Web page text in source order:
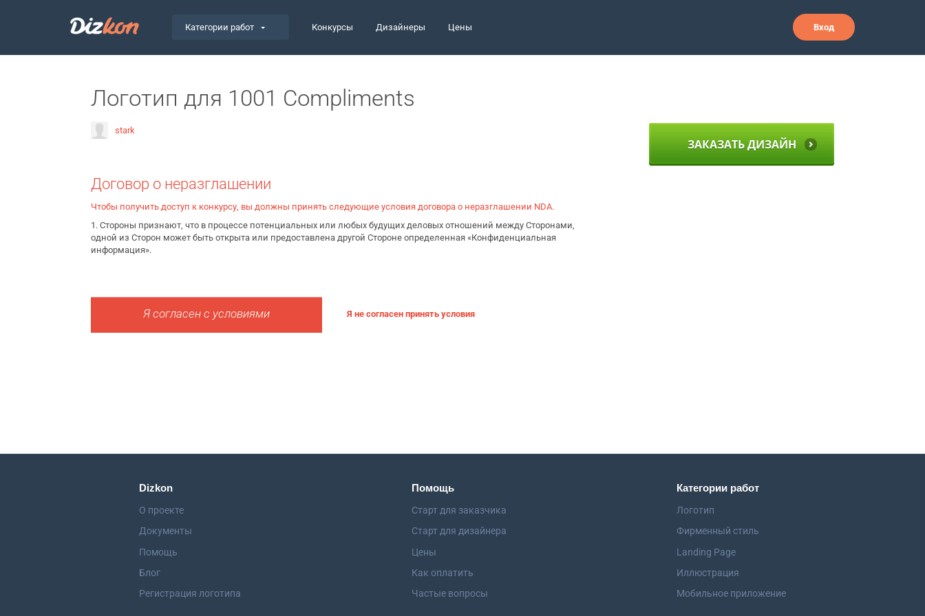
Категории работ Конкурсы Дизайнеры Цены Вход
Логотип для 1001 Compliments
stark
ЗАКАЗАТЬ ДИЗАЙН
Договор о неразглашении
Чтобы получить доступ к конкурсу, вы должны принять следующие условия договора о неразглашении NDA.
1. Стороны признают, что в процессе потенциальных или любых будущих деловых отношений между Сторонами,
одной из Сторон может быть открыта или предоставлена другой Стороне определенная «Конфиденциальная
информация».
Я согласен с условиями Я не согласен принять условия
Dizkon
О проекте
Документы
Помощь
Блог
Регистрация логотипа
Помощь
Старт для заказчика
Старт для дизайнера
Цены
Как оплатить
Частые вопросы
Категории работ
Логотип
Фирменный стиль
Landing Page
Иллюстрация
Мобильное приложение